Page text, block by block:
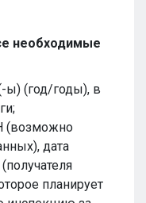
необходимые
ы) (год/годы), в
(возможно
дата
планирует